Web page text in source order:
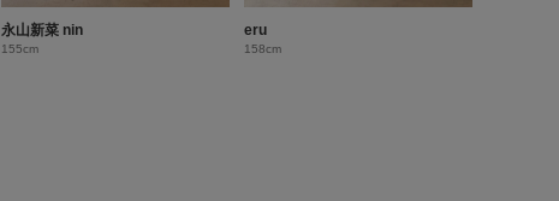
永山新菜 nin
155cm
eru
158cm